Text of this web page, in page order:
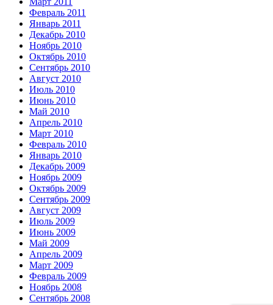
Февраль 2011
Январь 2011
Декабрь 2010
Ноябрь 2010
Октябрь 2010
Сентябрь 2010
Август 2010
Июль 2010
Июнь 2010
Май 2010
Апрель 2010
Март 2010
Февраль 2010
Январь 2010
Декабрь 2009
Ноябрь 2009
Октябрь 2009
Сентябрь 2009
Август 2009
Июль 2009
Июнь 2009
Май 2009
Апрель 2009
Март 2009
Февраль 2009
Ноябрь 2008
Сентябрь 2008